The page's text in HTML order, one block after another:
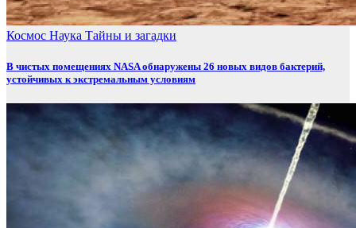
Космос Наука Тайны и загадки
В чистых помещениях NASA обнаружены 26 новых видов бактерий,
устойчивых к экстремальным условиям